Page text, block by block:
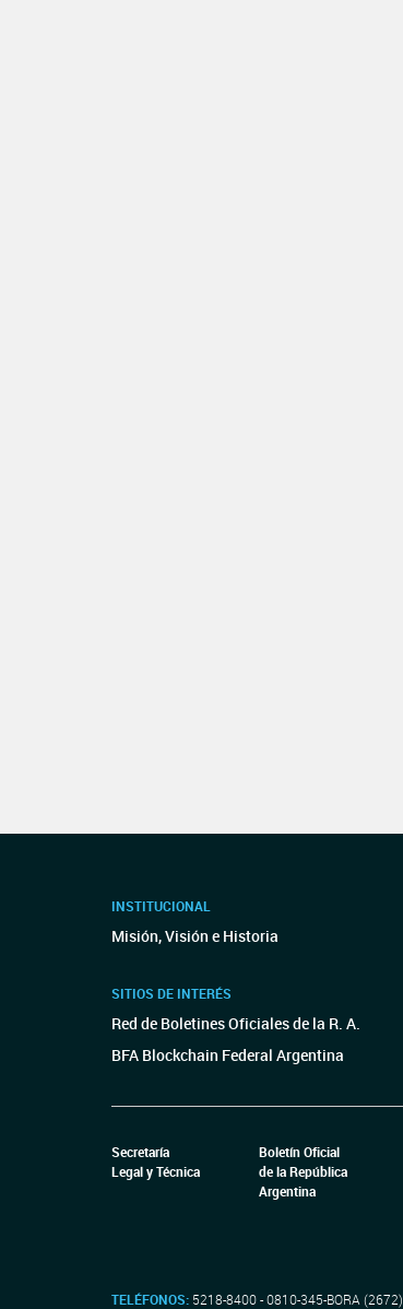
INSTITUCIONAL
Misión, Visión e Historia
SITIOS DE INTERÉS
Red de Boletines Oficiales de la R. A.
BFA Blockchain Federal Argentina
Secretaría
Legal y Técnica
Boletín Oficial
de la República
Argentina
TELÉFONOS: 5218-8400 - 0810-345-BORA (2672)